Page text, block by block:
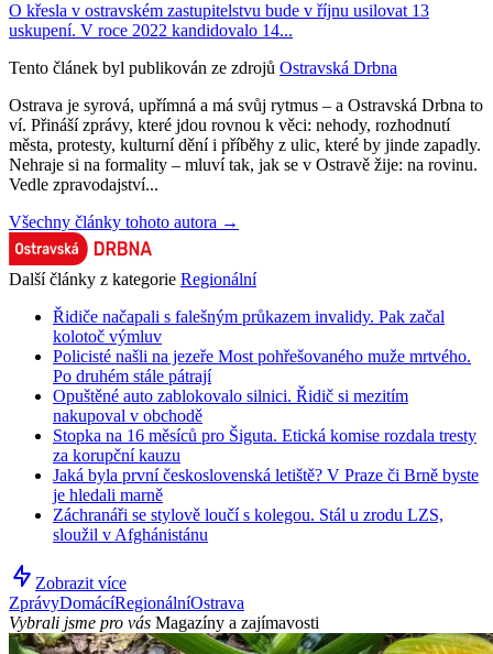
O křesla v ostravském zastupitelstvu bude v říjnu usilovat 13
uskupení. V roce 2022 kandidovalo 14...
Tento článek byl publikován ze zdrojů Ostravská Drbna
Ostrava je syrová, upřímná a má svůj rytmus – a Ostravská Drbna to
ví. Přináší zprávy, které jdou rovnou k věci: nehody, rozhodnutí
města, protesty, kulturní dění i příběhy z ulic, které by jinde zapadly.
Nehraje si na formality – mluví tak, jak se v Ostravě žije: na rovinu.
Vedle zpravodajství...
Všechny články tohoto autora →
Další články z kategorie Regionální
Řidiče načapali s falešným průkazem invalidy. Pak začal
kolotoč výmluv
Policisté našli na jezeře Most pohřešovaného muže mrtvého.
Po druhém stále pátrají
Opuštěné auto zablokovalo silnici. Řidič si mezitím
nakupoval v obchodě
Stopka na 16 měsíců pro Šiguta. Etická komise rozdala tresty
za korupční kauzu
Jaká byla první československá letiště? V Praze či Brně byste
je hledali marně
Záchranáři se stylově loučí s kolegou. Stál u zrodu LZS,
sloužil v Afghánistánu
Zobrazit více
ZprávyDomácíRegionálníOstrava
Vybrali jsme pro vás Magazíny a zajímavosti